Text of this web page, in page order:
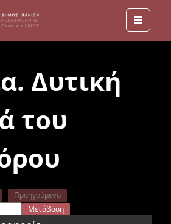
Menu
Δυτική
του
Προηγούμενο
Μετάβαση